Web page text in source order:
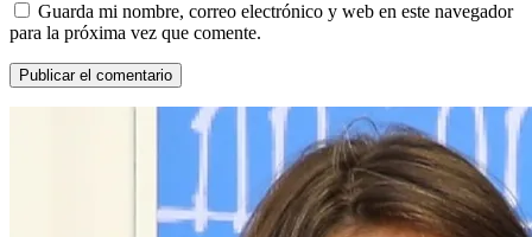
Guarda mi nombre, correo electrónico y web en este navegador
para la próxima vez que comente.